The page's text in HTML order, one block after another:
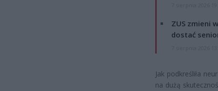
ZUS zmieni
dostać
Jak podkreśliła
na dużą